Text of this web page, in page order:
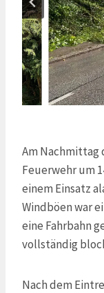
Am Nachmittag
Feuerwehr um
einem Einsatz
Windböen war
eine Fahrbahn
vollständig
Nach dem